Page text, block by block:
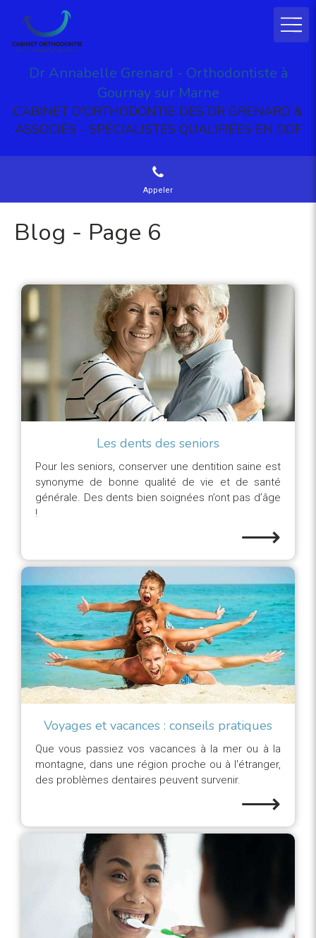
Dr Annabelle Grenard - Orthodontiste à
Gournay sur Marne
CABINET D'ORTHODONTIE DES DR GRENARD &
ASSOCIÉS - SPÉCIALISTES QUALIFIÉES EN ODF
Appeler
Blog - Page 6
Les dents des seniors
Pour les seniors, conserver une dentition saine est
synonyme de bonne qualité de vie et de santé
générale. Des dents bien soignées n’ont pas d’âge
!
⟶
Voyages et vacances : conseils pratiques
Que vous passiez vos vacances à la mer ou à la
montagne, dans une région proche ou à l'étranger,
des problèmes dentaires peuvent survenir.
⟶